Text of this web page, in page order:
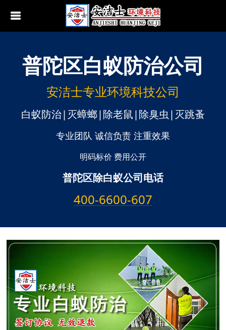
行业动态
南京白蚁防治
江阴白蚁防治
太仓白蚁防治
常州白蚁防治
溧阳白蚁防治
南通白蚁防治
普陀区白蚁防治公司
安洁士专业环境科技公司
白蚁防治|灭蟑螂|除老鼠|除臭虫|灭跳蚤
专业团队 诚信负责 注重效果
明码标价 费用公开
普陀区除白蚁公司电话
400-6600-607